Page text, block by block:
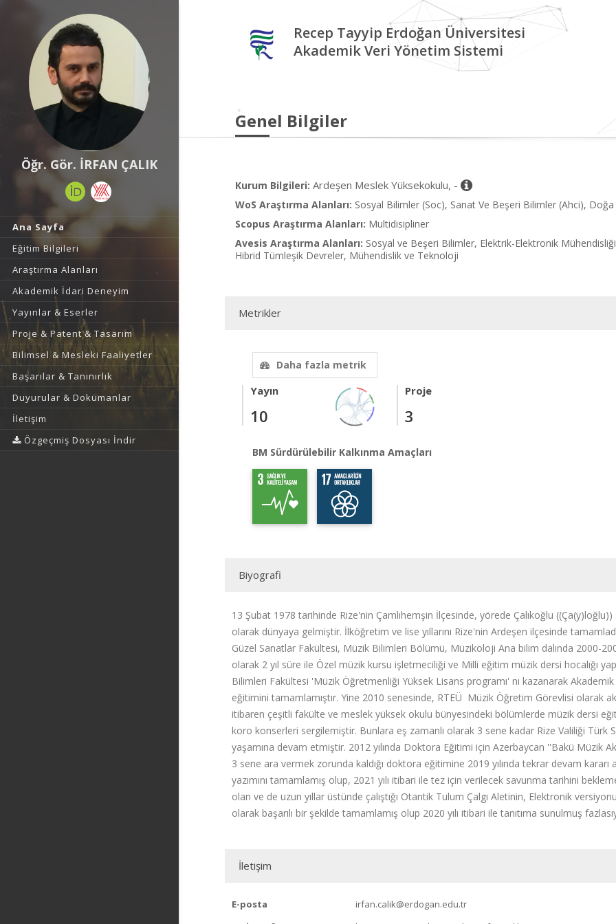
Öğr. Gör. İRFAN ÇALIK
Ana Sayfa
Eğitim Bilgileri
Araştırma Alanları
Akademik İdari Deneyim
Yayınlar & Eserler
Proje & Patent & Tasarım
Bilimsel & Mesleki Faaliyetler
Başarılar & Tanınırlık
Duyurular & Dokümanlar
İletişim
Özgeçmiş Dosyası İndir
Recep Tayyip Erdoğan Üniversitesi
Akademik Veri Yönetim Sistemi
Genel Bilgiler
Kurum Bilgileri: Ardeşen Meslek Yüksekokulu, -
WoS Araştırma Alanları: Sosyal Bilimler (Soc), Sanat Ve Beşeri Bilimler (Ahci),
Scopus Araştırma Alanları: Multidisipliner
Avesis Araştırma Alanları: Sosyal ve Beşeri Bilimler, Elektrik-Elektronik
Hibrid Tümleşik Devreler, Mühendislik ve Teknoloji
Metrikler
Daha fazla metrik
Yayın
10
Proje
3
BM Sürdürülebilir Kalkınma Amaçları
Biyografi
13 Şubat 1978 tarihinde Rize'nin Çamlıhemşin İlçesinde, yörede Çalıkoğlu
olarak dünyaya gelmiştir. İlköğretim ve lise yıllarını Rize'nin Ardeşen ilçesinde
Güzel Sanatlar Fakültesi, Müzik Bilimleri Bölümü, Müzikoloji Ana bilim dalında 2000-
olarak 2 yıl süre ile Özel müzik kursu işletmeciliği ve Milli eğitim müzik dersi hocalığı
Bilimleri Fakültesi 'Müzik Öğretmenliği Yüksek Lisans programı' nı kazanarak
eğitimini tamamlamıştır. Yine 2010 senesinde, RTEÜ Müzik Öğretim Görevlisi olarak
itibaren çeşitli fakülte ve meslek yüksek okulu bünyesindeki bölümlerde müzik dersi
koro konserleri sergilemiştir. Bunlara eş zamanlı olarak 3 sene kadar Rize Valiliği
yaşamına devam etmiştir. 2012 yılında Doktora Eğitimi için Azerbaycan ''Bakü Müzik
3 sene ara vermek zorunda kaldığı doktora eğitimine 2019 yılında tekrar devam kararı
yazımını tamamlamış olup, 2021 yılı itibari ile tez için verilecek savunma tarihini
olan ve de uzun yıllar üstünde çalıştığı Otantik Tulum Çalgı Aletinin, Elektronik
olarak başarılı bir şekilde tamamlamış olup 2020 yılı itibari ile tanıtıma sunulmuş
İletişim
E-posta
irfan.calik@erdogan.edu.tr